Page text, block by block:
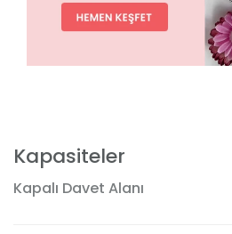
Kapasiteler
Kapalı Davet Alanı